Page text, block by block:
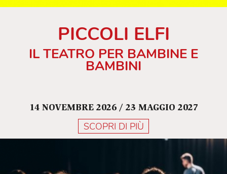
PICCOLI ELFI
IL TEATRO PER BAMBINE E
BAMBINI
14 NOVEMBRE 2026 / 23 MAGGIO 2027
SCOPRI DI PIÙ